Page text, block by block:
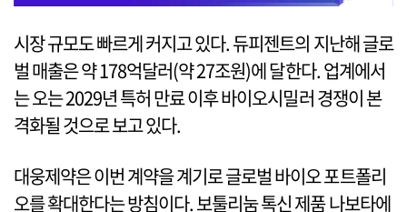
시장 규모도 빠르게 커지고 있다. 듀피젠트의 지난해 글로
벌 매출은 약 178억달러(약 27조원)에 달한다. 업계에서
는 오는 2029년 특허 만료 이후 바이오시밀러 경쟁이 본
격화될 것으로 보고 있다.
대웅제약은 이번 계약을 계기로 글로벌 바이오 포트폴리
오를 확대한다는 방침이다. 보툴리눔 톡신 제품 나보타에